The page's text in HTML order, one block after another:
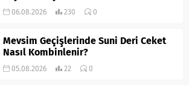
06.08.2026 230 0
Mevsim Geçişlerinde Suni Deri Ceket
Nasıl Kombinlenir?
05.08.2026 22 0